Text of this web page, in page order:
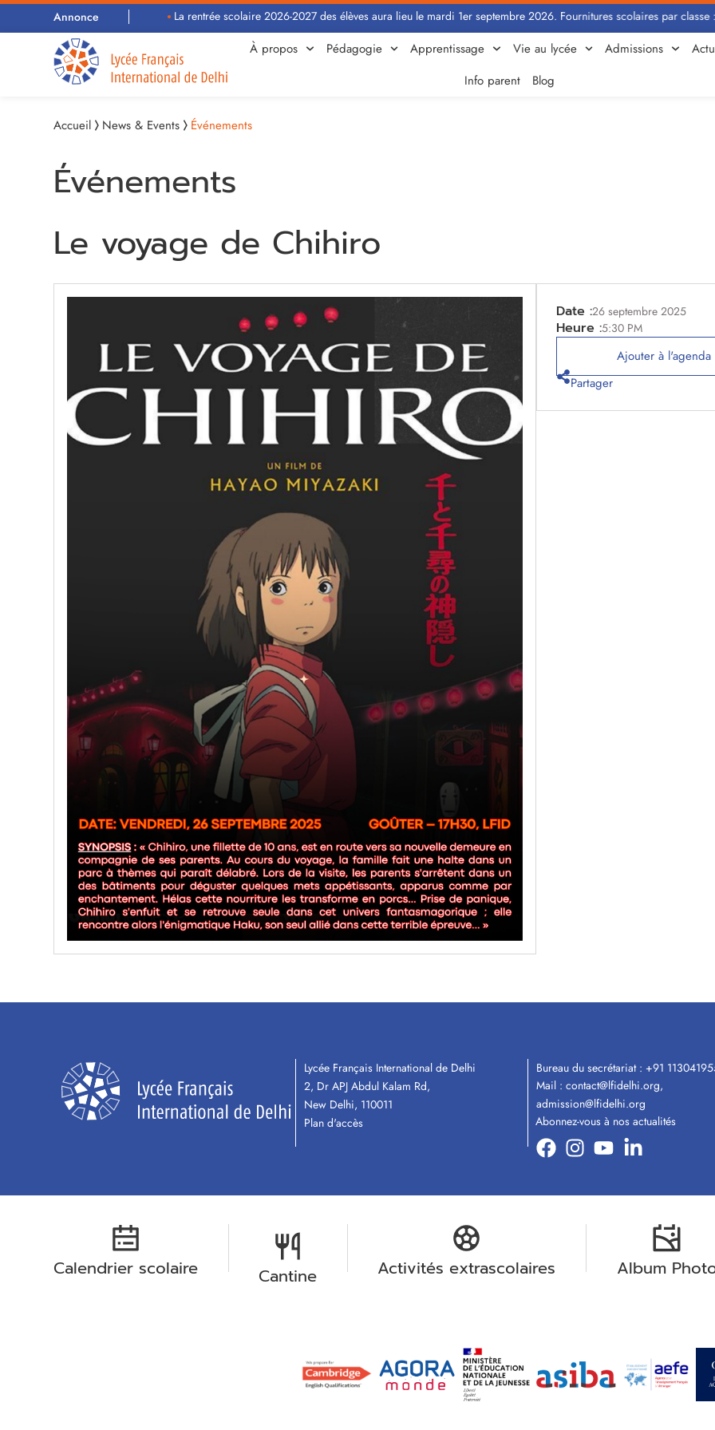
Annonce La rentrée scolaire 2026-2027 des élèves aura lieu le mardi 1er septembre 2026. Fournitures scolaires par classe :
À propos Pédagogie Apprentissage Vie au lycée Admissions
Info parent
Blog
Accueil News & Events Événements
Événements
Le voyage de Chihiro
Date :26 septembre 2025
Heure :5:30 PM
Ajouter à l'agenda
Partager
Lycée Français International de Delhi
2, Dr APJ Abdul Kalam Rd,
New Delhi, 110011
Plan d'accès
Bureau du secrétariat : +91
Mail : contact@lfidelhi.org,
admission@lfidelhi.org
Abonnez-vous à nos actualités
Calendrier scolaire Cantine Activités extrascolaires Album